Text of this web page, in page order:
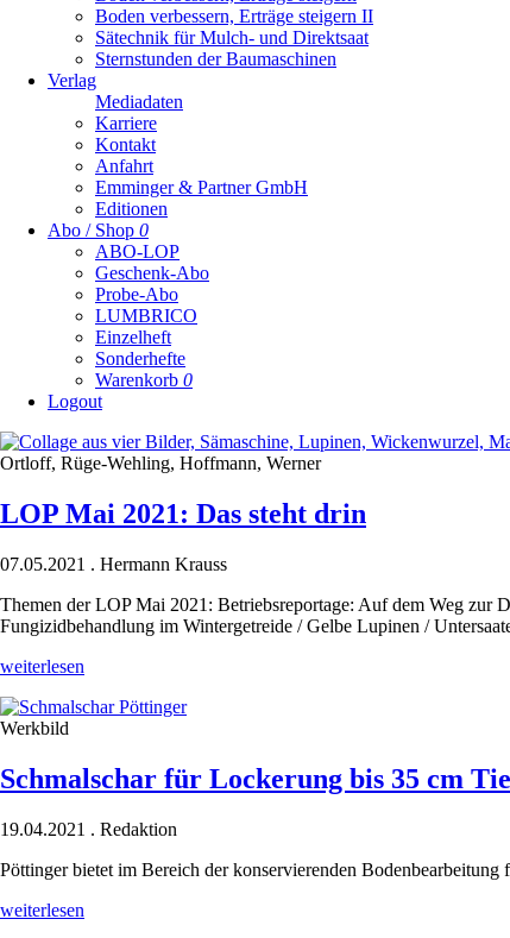
Boden verbessern, Erträge steigern II
Sätechnik für Mulch- und Direktsaat
Sternstunden der Baumaschinen
Verlag
Mediadaten
Karriere
Kontakt
Anfahrt
Emminger & Partner GmbH
Editionen
Abo / Shop 0
ABO-LOP
Geschenk-Abo
Probe-Abo
LUMBRICO
Einzelheft
Sonderhefte
Warenkorb 0
Logout
Ortloff, Rüge-Wehling, Hoffmann, Werner
LOP Mai 2021: Das steht drin
07.05.2021 . Hermann Krauss
Themen der LOP Mai 2021: Betriebsreportage: Auf dem Weg
Fungizidbehandlung im Wintergetreide / Gelbe Lupinen /
weiterlesen
2021:
drin
Werkbild
Schmalschar für Lockerung bis 35 cm
19.04.2021 . Redaktion
Pöttinger bietet im Bereich der konservierenden
weiterlesen